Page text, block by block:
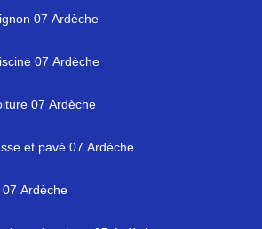
07 Ardèche
07 Ardèche
07 Ardèche
et pavé 07 Ardèche
Ardèche